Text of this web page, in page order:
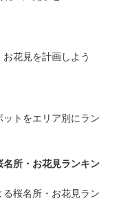
花見を計画しよう
トをエリア別にラン
名所・お花見ランキン
桜名所・お花見ラン